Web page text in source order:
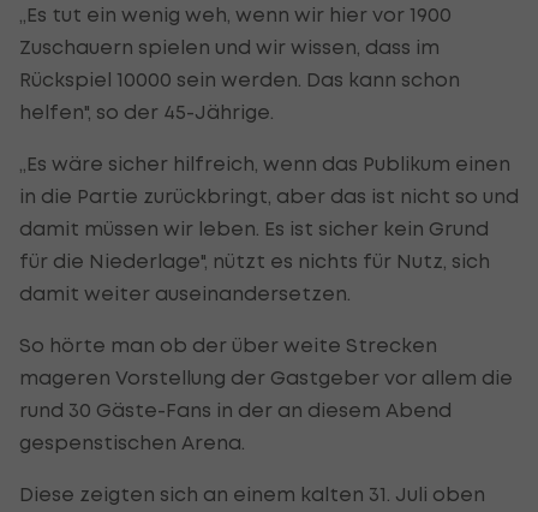
„Es tut ein wenig weh, wenn wir hier vor 1900
Zuschauern spielen und wir wissen, dass im
Rückspiel 10000 sein werden. Das kann schon
helfen", so der 45-Jährige.
„Es wäre sicher hilfreich, wenn das Publikum einen
in die Partie zurückbringt, aber das ist nicht so und
damit müssen wir leben. Es ist sicher kein Grund
für die Niederlage", nützt es nichts für Nutz, sich
damit weiter auseinandersetzen.
So hörte man ob der über weite Strecken
mageren Vorstellung der Gastgeber vor allem die
rund 30 Gäste-Fans in der an diesem Abend
gespenstischen Arena.
Diese zeigten sich an einem kalten 31. Juli oben